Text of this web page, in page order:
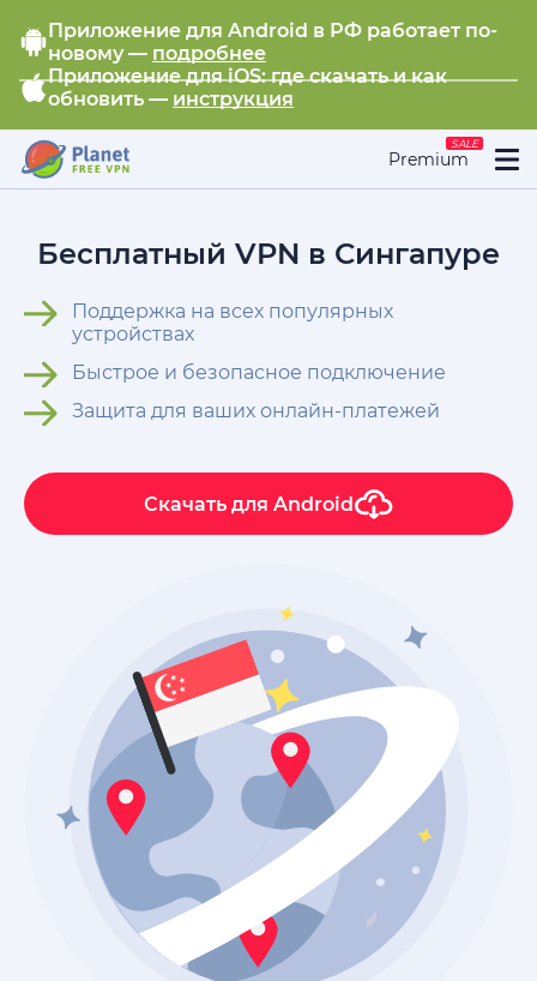
Приложение для Android в РФ работает по-
новому — подробнее
Приложение для iOS: где скачать и как
обновить — инструкция
Premium
SALE
Бесплатный VPN в Сингапуре
Поддержка на всех популярных
устройствах
Быстрое и безопасное подключение
Защита для ваших онлайн-платежей
Скачать для Android